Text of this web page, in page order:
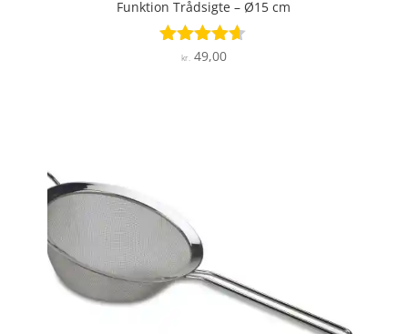
Funktion Trådsigte – Ø15 cm
Vurderet
kr.49,00